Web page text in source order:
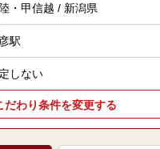
・甲信越 / 新潟県
駅
しない
だわり条件を変更する